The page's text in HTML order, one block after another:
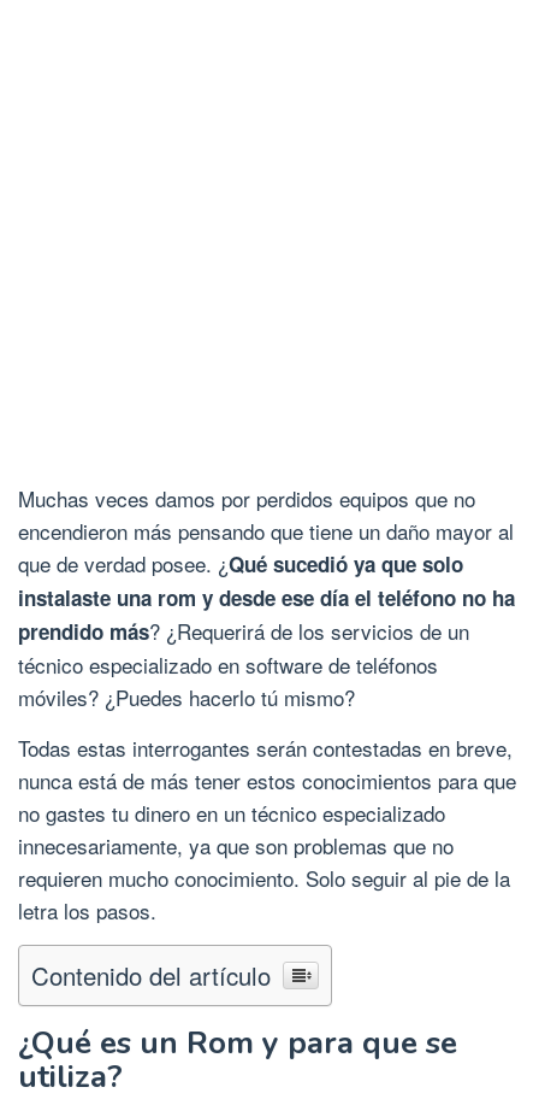
Muchas veces damos por perdidos equipos que no
encendieron más pensando que tiene un daño mayor al
que de verdad posee. ¿Qué sucedió ya que solo
instalaste una rom y desde ese día el teléfono no ha
prendido más? ¿Requerirá de los servicios de un
técnico especializado en software de teléfonos
móviles? ¿Puedes hacerlo tú mismo?
Todas estas interrogantes serán contestadas en breve,
nunca está de más tener estos conocimientos para que
no gastes tu dinero en un técnico especializado
innecesariamente, ya que son problemas que no
requieren mucho conocimiento. Solo seguir al pie de la
letra los pasos.
Contenido del artículo
¿Qué es un Rom y para que se
utiliza?